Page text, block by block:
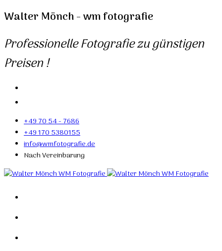
Walter Mönch - wm fotografie
Professionelle Fotografie zu günstigen
Preisen !
+49 70 54 - 7686
+49 170 5380155
info@wmfotografie.de
Nach Vereinbarung